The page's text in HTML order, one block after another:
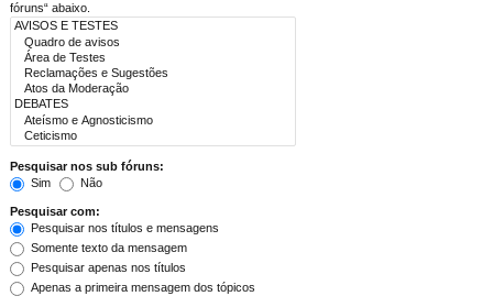
fóruns“ abaixo.
Pesquisar nos sub fóruns:
Sim
Não
Pesquisar com:
Pesquisar nos títulos e mensagens
Somente texto da mensagem
Pesquisar apenas nos títulos
Apenas a primeira mensagem dos tópicos